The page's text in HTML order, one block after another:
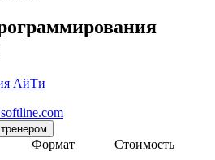
АйТи
Формат Стоимость